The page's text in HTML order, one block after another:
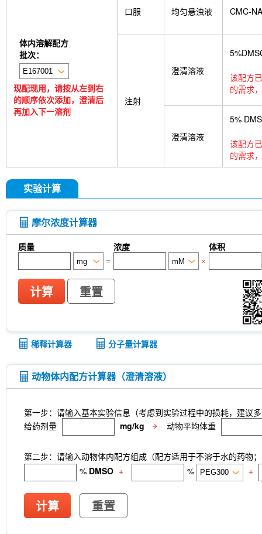
体内溶解配方
批次：
现配现用，请按从左到右
的顺序依次添加，澄清后
再加入下一溶剂
口服 均匀悬浊液 CMC-NA
注射
澄清溶液
该配方
的需求
澄清溶液
5%
该配方
的需求
实验计算
摩尔浓度计算器
质量 浓度
体积
=
×
计算 重置
稀释计算器 分子量计算器
动物体内配方计算器（澄清溶液）
第一步：请输入基本实验信息（考虑到实验过程中的损耗，建议
给药剂量
mg/kg 动物平均体重
第二步：请输入动物体内配方组成（配方适用于不溶于水的药物
% DMSO + % +
计算 重置